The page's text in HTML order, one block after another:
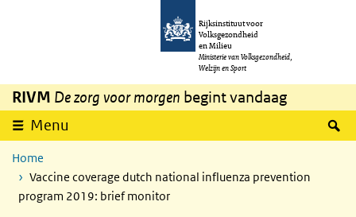
Overslaan en naar de inhoud gaan
Rijksinstituut voor
Volksgezondheid
en Milieu
Ministerie van Volksgezondheid,
Welzijn en Sport
RIVM De zorg voor morgen begint vandaag
Menu
Home
Vaccine coverage dutch national influenza prevention
program 2019: brief monitor